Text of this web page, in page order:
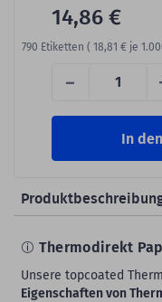
-
14,86 €
790 Etiketten ( 18,81 € je
In
Thermodirekt
Unsere topcoated
Eigenschaften von